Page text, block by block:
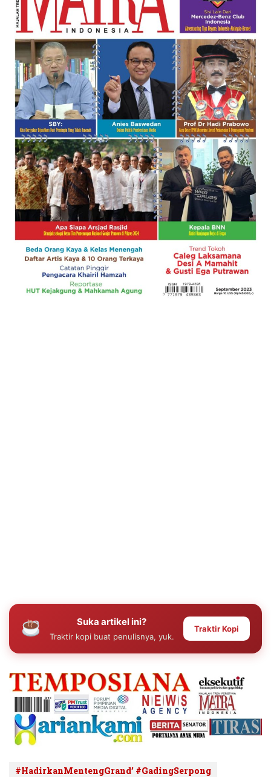
Suka artikel ini?
Traktir kopi buat penulisnya, yuk.
Traktir Kopi
#HadirkanMentengGrand’ #GadingSerpong